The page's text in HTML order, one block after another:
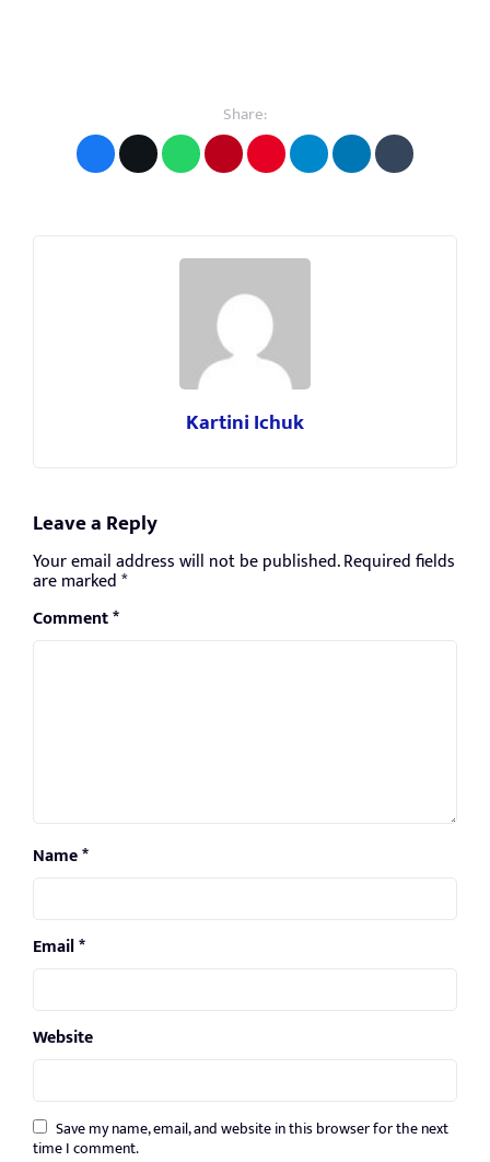
Share:
Kartini Ichuk
Leave a Reply
Your email address will not be published.Required fields
are marked*
Comment*
Name*
Email*
Website
Save my name, email, and website in this browser for the next
time I comment.